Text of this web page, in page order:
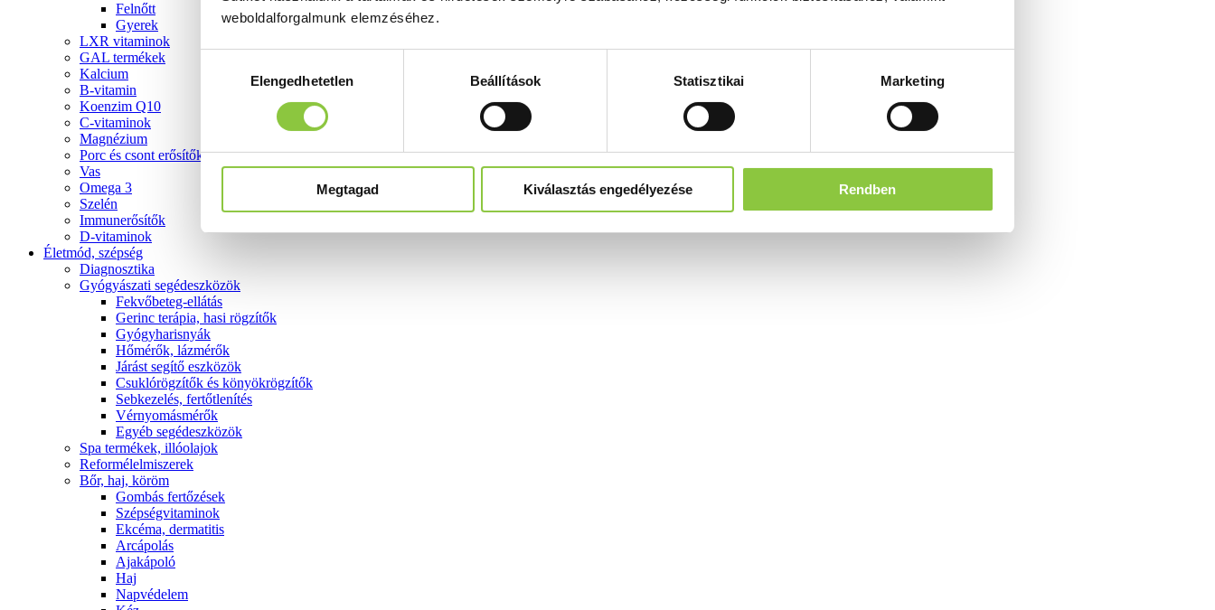
weboldalforgalmunk elemzéséhez.
kiválasztásaElengedhetetlen Beállítások Statisztikai Marketing
Megtagad Kiválasztás engedélyezése Rendben
Felnőtt
Gyerek
LXR vitaminok
GAL termékek
Kalcium
B-vitamin
Koenzim Q10
C-vitaminok
Magnézium
Porc és csont erősítők
Vas
Omega 3
Szelén
Immunerősítők
D-vitaminok
Életmód, szépség
Diagnosztika
Gyógyászati segédeszközök
Fekvőbeteg-ellátás
Gerinc terápia, hasi rögzítők
Gyógyharisnyák
Hőmérők, lázmérők
Járást segítő eszközök
Csuklórögzítők és könyökrögzítők
Sebkezelés, fertőtlenítés
Vérnyomásmérők
Egyéb segédeszközök
Spa termékek, illóolajok
Reformélelmiszerek
Bőr, haj, köröm
Gombás fertőzések
Szépségvitaminok
Ekcéma, dermatitis
Arcápolás
Ajakápoló
Haj
Napvédelem